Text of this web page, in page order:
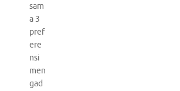
sam
a 3
pref
ere
nsi
men
gad